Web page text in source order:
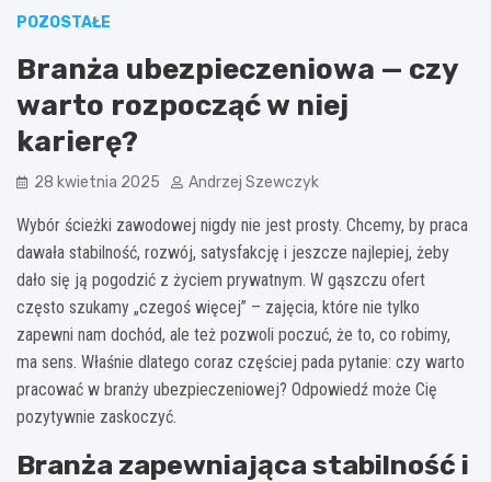
POZOSTAŁE
Branża ubezpieczeniowa — czy
warto rozpocząć w niej
karierę?
28 kwietnia 2025 Andrzej Szewczyk
Wybór ścieżki zawodowej nigdy nie jest prosty. Chcemy, by praca
dawała stabilność, rozwój, satysfakcję i jeszcze najlepiej, żeby
dało się ją pogodzić z życiem prywatnym. W gąszczu ofert
często szukamy „czegoś więcej” – zajęcia, które nie tylko
zapewni nam dochód, ale też pozwoli poczuć, że to, co robimy,
ma sens. Właśnie dlatego coraz częściej pada pytanie: czy warto
pracować w branży ubezpieczeniowej? Odpowiedź może Cię
pozytywnie zaskoczyć.
Branża zapewniająca stabilność i